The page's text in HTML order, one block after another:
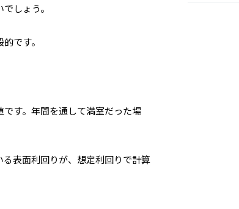
しょう。
です。
す。年間を通して満室だった場
表面利回りが、想定利回りで計算